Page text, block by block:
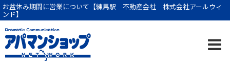
お盆休み期間に営業について【練馬駅 不動産会社 株式会社アールウィ
ンド】